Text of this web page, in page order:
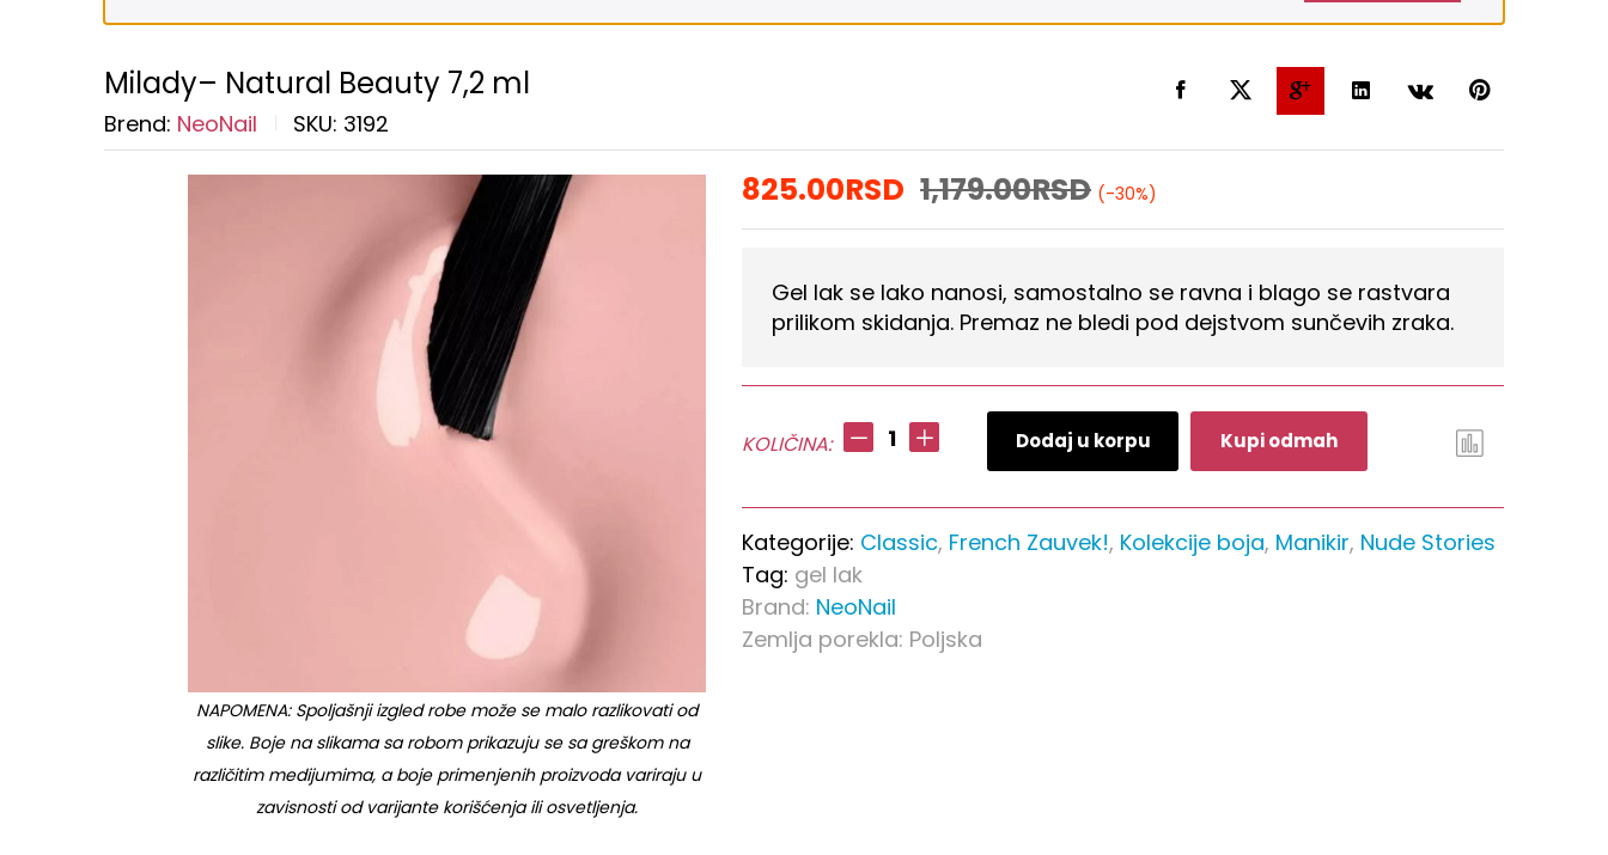
Milady– Natural Beauty 7,2 ml
Brend: NeoNail SKU: 3192
NAPOMENA: Spoljašnji izgled robe može se malo razlikovati od
slike. Boje na slikama sa robom prikazuju se sa greškom na
različitim medijumima, a boje primenjenih proizvoda variraju u
zavisnosti od varijante korišćenja ili osvetljenja.
825.00RSD 1,179.00RSD (-30%)
Gel lak se lako nanosi, samostalno se ravna i blago se rastvara
prilikom skidanja. Premaz ne bledi pod dejstvom sunčevih zraka.
Natural
ml
quantity
KOLIČINA: Dodaj u korpu Kupi odmah
Kategorije: Classic, French Zauvek!, Kolekcije boja, Manikir, Nude Stories
Tag: gel lak
Brand: NeoNail
Zemlja porekla: Poljska